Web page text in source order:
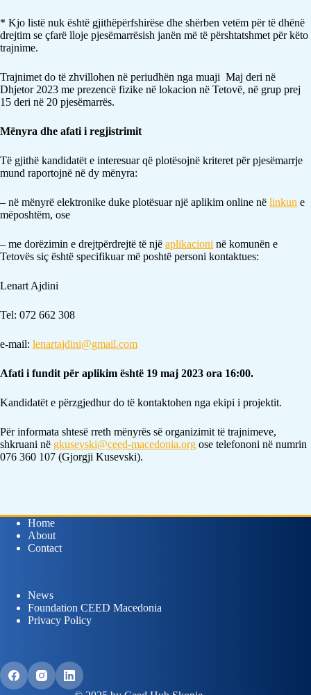
* Kjo listë nuk është gjithëpërfshirëse dhe shërben vetëm për të dhënë
drejtim se çfarë lloje pjesëmarrësish janën më të përshtatshmet për këto
trajnime.
Trajnimet do të zhvillohen në periudhën nga muaji Maj deri në
Dhjetor 2023 me prezencë fizike në lokacion në Tetovë, në grup prej
15 deri në 20 pjesëmarrës.
Mënyra dhe afati i regjistrimit
Të gjithë kandidatët e interesuar që plotësojnë kriteret për pjesëmarrje
mund raportojnë në dy mënyra:
– në mënyrë elektronike duke plotësuar një aplikim online në linkun e
mëposhtëm, ose
– me dorëzimin e drejtpërdrejtë të një aplikacioni në komunën e
Tetovës siç është specifikuar më poshtë personi kontaktues:
Lenart Ajdini
Tel: 072 662 308
e-mail: lenartajdini@gmail.com
Afati i fundit për aplikim është 19 maj 2023 ora 16:00.
Kandidatët e përzgjedhur do të kontaktohen nga ekipi i projektit.
Për informata shtesë rreth mënyrës së organizimit të trajnimeve,
shkruani në gkusevski@ceed-macedonia.org ose telefononi në numrin
076 360 107 (Gjorgji Kusevski).
Home
About
Contact
News
Foundation CEED Macedonia
Privacy Policy